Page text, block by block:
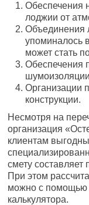
Обеспечения
лоджии от
Объединения
упоминалось
может стать
Обеспечения
Организации
конструкции.
Несмотря на
организация
клиентам
смету составляет
При этом
можно с помощью
калькулятора.